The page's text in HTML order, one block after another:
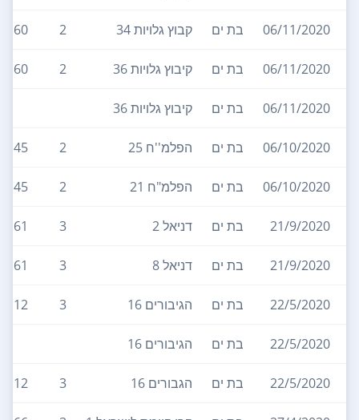
06/11/2020 בת ים קבוץ גלויות 34 2
60
06/11/2020 בת ים קיבוץ גלויות 36 2
60
06/11/2020 בת ים קיבוץ גלויות 36
06/10/2020 בת ים הפלמ''ח 25 2
45
06/10/2020 בת ים הפלמ"ח 21 2
45
21/9/2020 בת ים דניאל 2 3
61
21/9/2020 בת ים דניאל 8 3
61
22/5/2020 בת ים הגיבורים 16 3
112
22/5/2020 בת ים הגיבורים 16
22/5/2020 בת ים הגבורים 16 3
112